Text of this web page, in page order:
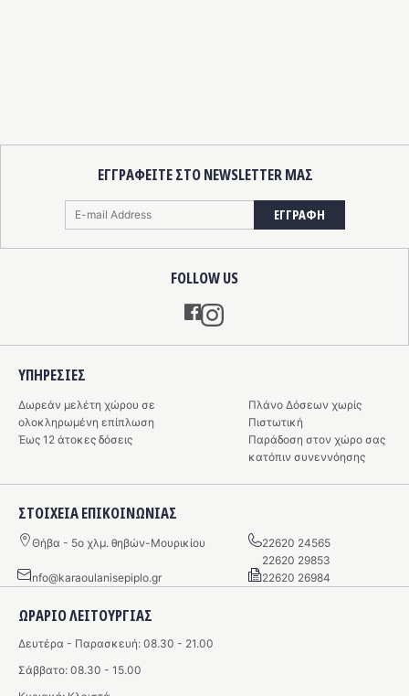
FOLLOW US
Instagram
ΕΓΓΡΑΦΕΙΤΕ ΣΤΟ NEWSLETTER ΜΑΣ
ΕΓΓΡΑΦΗ
ΩΡΑΡΙΟ ΛΕΙΤΟΥΡΓΙΑΣ
Δευτέρα - Παρασκευή: 08.30 - 21.00
Σάββατο: 08.30 - 15.00
ΥΠΗΡΕΣIΕΣ
Δωρεάν μελέτη χώρου σε
ολοκληρωμένη επίπλωση
Πλάνο Δόσεων χωρίς
Πιστωτική
Έως 12 άτοκες δόσεις
Παράδοση στον χώρο σας
κατόπιν συνεννόησης
ΣΤΟΙΧΕΙΑ ΕΠΙΚΟΙΝΩΝΙΑΣ
Θήβα - 5o χλμ. θηβών-Μουρικίου
22620 24565
22620 29853
info@karaoulanisepiplo.gr
22620 26984